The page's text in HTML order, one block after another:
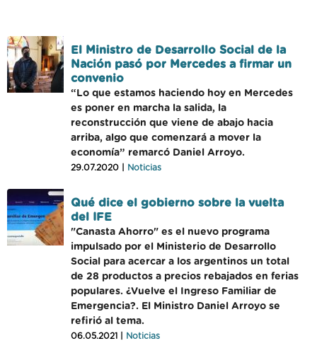
El Ministro de Desarrollo Social de la
Nación pasó por Mercedes a firmar un
convenio
“Lo que estamos haciendo hoy en Mercedes
es poner en marcha la salida, la
reconstrucción que viene de abajo hacia
arriba, algo que comenzará a mover la
economía” remarcó Daniel Arroyo.
29.07.2020 | Noticias
Qué dice el gobierno sobre la vuelta
del IFE
"Canasta Ahorro" es el nuevo programa
impulsado por el Ministerio de Desarrollo
Social para acercar a los argentinos un total
de 28 productos a precios rebajados en ferias
populares. ¿Vuelve el Ingreso Familiar de
Emergencia?. El Ministro Daniel Arroyo se
refirió al tema.
06.05.2021 | Noticias